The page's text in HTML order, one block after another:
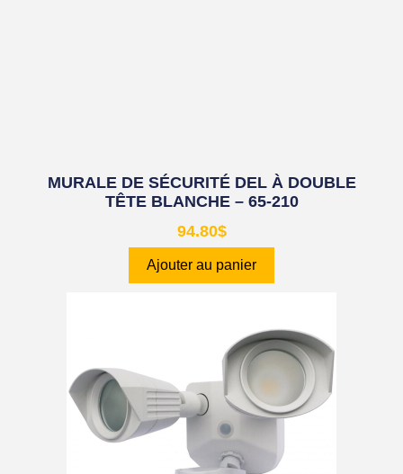
MURALE DE SÉCURITÉ DEL À DOUBLE
TÊTE BLANCHE – 65-210
94.80$
Ajouter au panier